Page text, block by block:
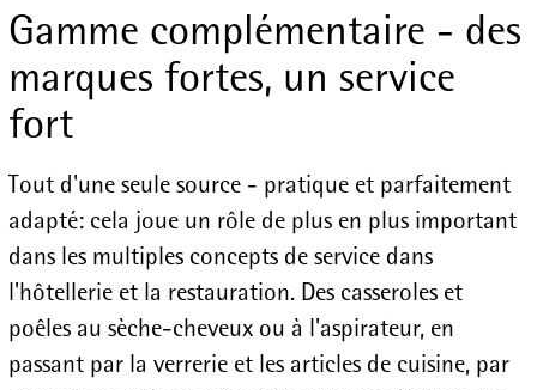
Gamme complémentaire - des
marques fortes, un service
fort
Tout d'une seule source - pratique et parfaitement
adapté: cela joue un rôle de plus en plus important
dans les multiples concepts de service dans
l'hôtellerie et la restauration. Des casseroles et
poêles au sèche-cheveux ou à l'aspirateur, en
passant par la verrerie et les articles de cuisine, par